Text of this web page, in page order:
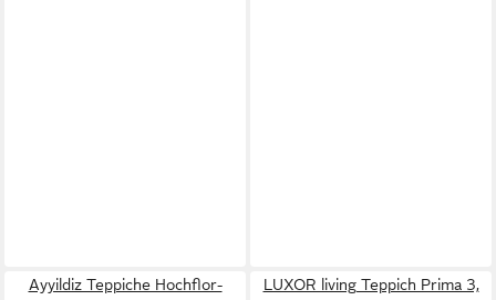
Ayyildiz Teppiche Hochflor-
LUXOR living Teppich Prima 3,